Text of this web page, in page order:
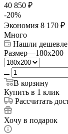
40 850 ₽
-20%
Экономия 8 170 ₽
Много
Нашли
Размер—180x200
В корзину
Купить в 1 клик
Рассчитать
Хочу в подарок